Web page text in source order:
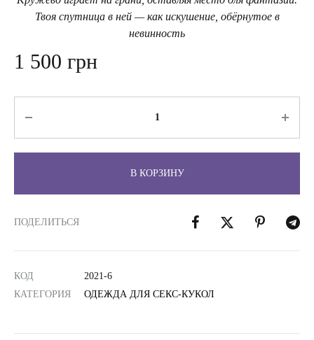
Твоя спутница в ней — как искушение, обёрнутое в
невинность
1 500 грн
В КОРЗИНУ
ПОДЕЛИТЬСЯ
КОД
2021-6
КАТЕГОРИЯ
ОДЕЖДА ДЛЯ СЕКС-КУКОЛ